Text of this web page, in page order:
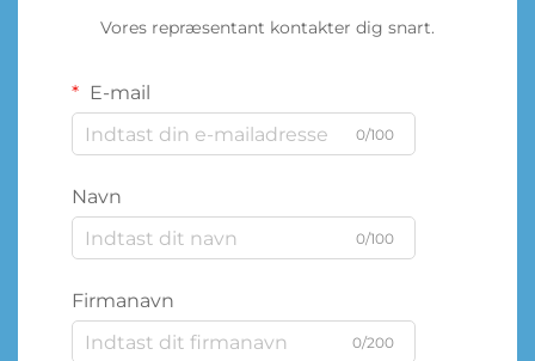
Vores repræsentant kontakter dig snart.
E-mail
0/100
Navn
0/100
Firmanavn
0/200